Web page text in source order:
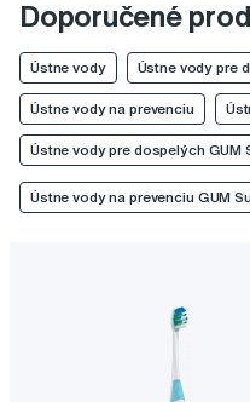
Doporučené
Ústne vody Ústne vody pre
Ústne vody na prevenciu
Ústne vody pre dospelých GUM
Ústne vody na prevenciu GUM